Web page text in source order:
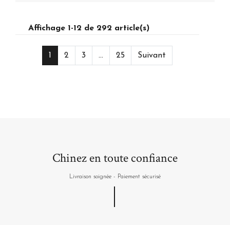
Affichage 1-12 de 292 article(s)
1 2 3 ... 25 Suivant
Chinez en toute confiance
Livraison soignée - Paiement sécurisé